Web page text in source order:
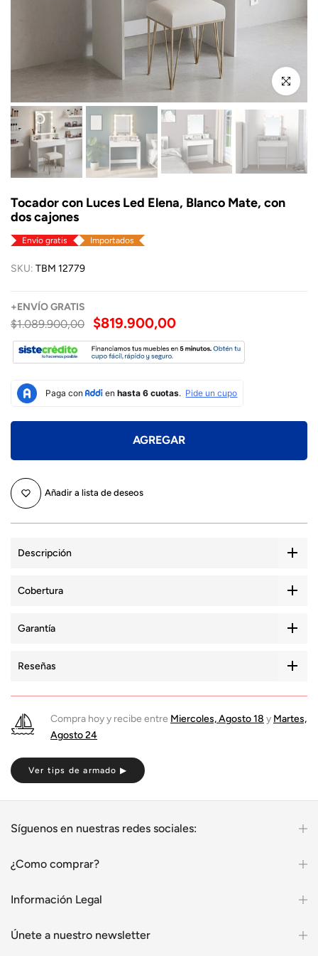
Click para
Tocador con Luces Led Elena, Blanco Mate, con
dos cajones
Envío gratis Importados
SKU: TBM 12779
+ENVÍOGRATIS
$1.089.900,00 $819.900,00
AGREGAR
Añadir a lista de deseos
Descripción
Cobertura
Garantía
Reseñas
Compra hoy y recibe entre Miercoles, Agosto 18 y Martes,
Agosto 24
Ver tips de armado ▶
Síguenos en nuestras redes sociales:
¿Como comprar?
Información Legal
Únete a nuestro newsletter